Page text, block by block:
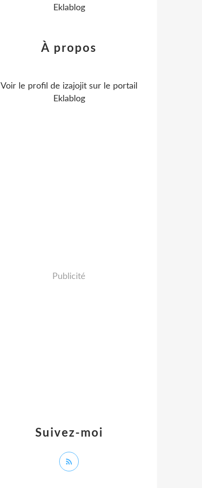
Eklablog
Suivez-moi
À propos
Voir le profil de izajojit sur le portail
Eklablog
Publicité